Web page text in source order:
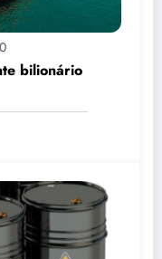
0
bilionário